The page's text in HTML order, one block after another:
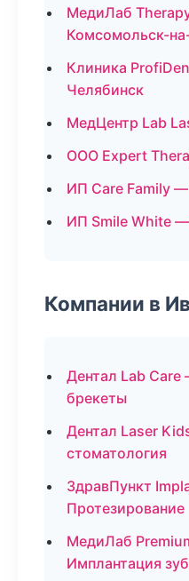
МедиЛаб
Комсомольск-
Клиника
Челябинск
МедЦентр Lab
ООО Expert
ИП Care Family
ИП Smile White
Компании в
Дентал Lab
брекеты
Дентал Laser
стоматология
ЗдравПункт
Протезирование
МедиЛаб
Имплантация